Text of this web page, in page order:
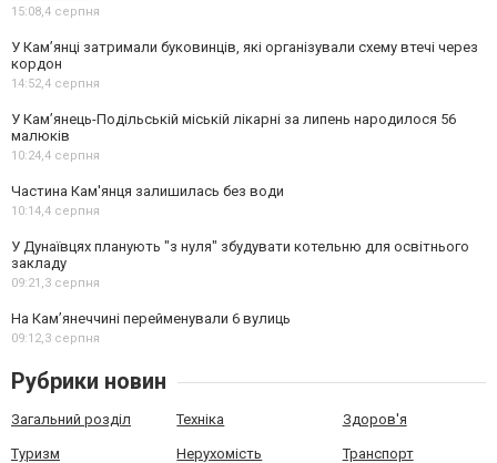
15:08,4 серпня
У Кам’янці затримали буковинців, які організували схему втечі через
кордон
14:52,4 серпня
У Кам’янець-Подільській міській лікарні за липень народилося 56
малюків
10:24,4 серпня
Частина Кам'янця залишилась без води
10:14,4 серпня
У Дунаївцях планують "з нуля" збудувати котельню для освітнього
закладу
09:21,3 серпня
На Камʼянеччині перейменували 6 вулиць
09:12,3 серпня
Рубрики новин
Загальний розділ Техніка Здоров'я
Туризм Нерухомість Транспорт